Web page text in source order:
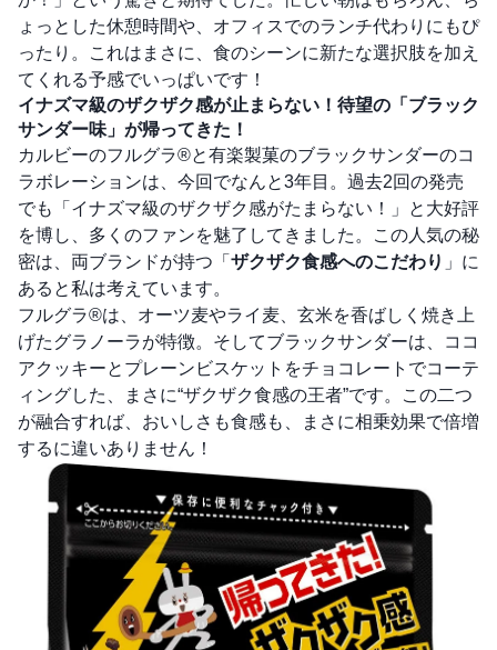
ょっとした休憩時間や、オフィスでのランチ代わりにもぴ
ったり。これはまさに、食のシーンに新たな選択肢を加え
てくれる予感でいっぱいです！
イナズマ級のザクザク感が止まらない！待望の「ブラック
サンダー味」が帰ってきた！
カルビーのフルグラ®と有楽製菓のブラックサンダーのコ
ラボレーションは、今回でなんと3年目。過去2回の発売
でも「イナズマ級のザクザク感がたまらない！」と大好評
を博し、多くのファンを魅了してきました。この人気の秘
密は、両ブランドが持つ「 ザクザク食感へのこだわり 」に
あると私は考えています。
フルグラ®は、オーツ麦やライ麦、玄米を香ばしく焼き上
げたグラノーラが特徴。そしてブラックサンダーは、ココ
アクッキーとプレーンビスケットをチョコレートでコーテ
ィングした、まさに“ザクザク食感の王者”です。この二つ
が融合すれば、おいしさも食感も、まさに相乗効果で倍増
するに違いありません！